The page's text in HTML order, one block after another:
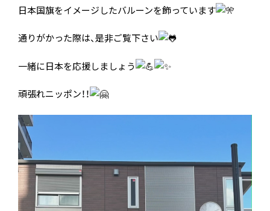
日本国旗をイメージしたバルーンを飾っています
通りがかった際は、是非ご覧下さい
一緒に日本を応援しましょう
頑張れニッポン！！